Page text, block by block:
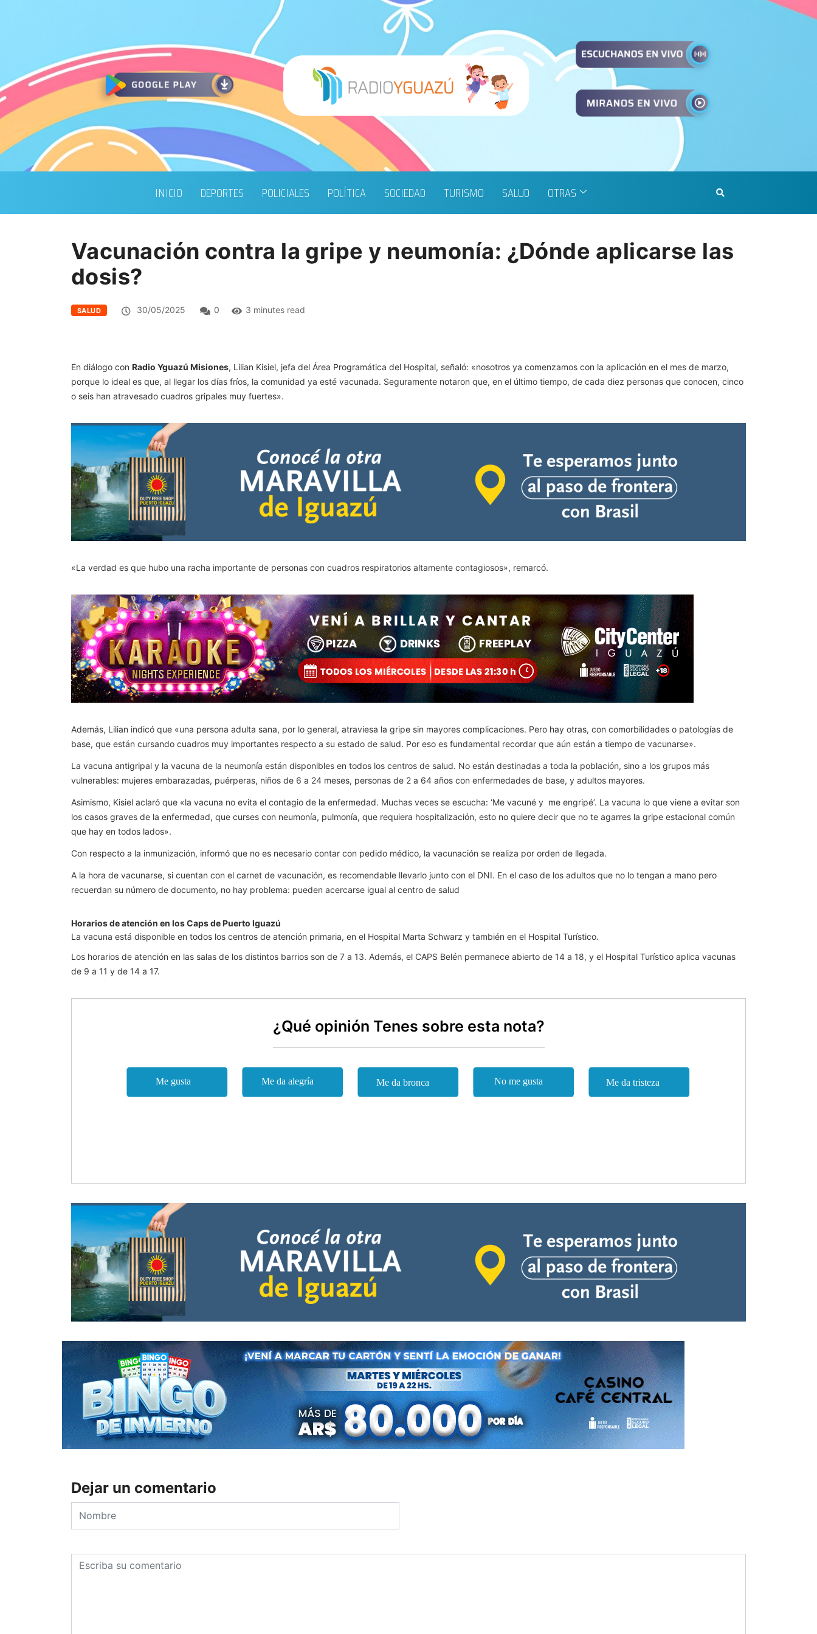
INICIO DEPORTES POLICIALES POLÍTICA SOCIEDAD TURISMO SALUD OTRAS
Vacunación contra la gripe y neumonía: ¿Dónde aplicarse las
dosis?
SALUD 30/05/2025 0 3 minutes read
En diálogo con Radio Yguazú Misiones, Lilian Kisiel, jefa del Área Programática del Hospital, señaló: «nosotros ya comenzamos con la aplicación en el mes de marzo,
porque lo ideal es que, al llegar los días fríos, la comunidad ya esté vacunada. Seguramente notaron que, en el último tiempo, de cada diez personas que conocen, cinco
o seis han atravesado cuadros gripales muy fuertes».
«La verdad es que hubo una racha importante de personas con cuadros respiratorios altamente contagiosos», remarcó.
Además, Lilian indicó que «una persona adulta sana, por lo general, atraviesa la gripe sin mayores complicaciones. Pero hay otras, con comorbilidades o patologías de
base, que están cursando cuadros muy importantes respecto a su estado de salud. Por eso es fundamental recordar que aún están a tiempo de vacunarse».
La vacuna antigripal y la vacuna de la neumonía están disponibles en todos los centros de salud. No están destinadas a toda la población, sino a los grupos más
vulnerables: mujeres embarazadas, puérperas, niños de 6 a 24 meses, personas de 2 a 64 años con enfermedades de base, y adultos mayores.
Asimismo, Kisiel aclaró que «la vacuna no evita el contagio de la enfermedad. Muchas veces se escucha: ‘Me vacuné y me engripé’. La vacuna lo que viene a evitar son
los casos graves de la enfermedad, que curses con neumonía, pulmonía, que requiera hospitalización, esto no quiere decir que no te agarres la gripe estacional común
que hay en todos lados».
Con respecto a la inmunización, informó que no es necesario contar con pedido médico, la vacunación se realiza por orden de llegada.
A la hora de vacunarse, si cuentan con el carnet de vacunación, es recomendable llevarlo junto con el DNI. En el caso de los adultos que no lo tengan a mano pero
recuerdan su número de documento, no hay problema: pueden acercarse igual al centro de salud
Horarios de atención en los Caps de Puerto Iguazú
La vacuna está disponible en todos los centros de atención primaria, en el Hospital Marta Schwarz y también en el Hospital Turístico.
Los horarios de atención en las salas de los distintos barrios son de 7 a 13. Además, el CAPS Belén permanece abierto de 14 a 18, y el Hospital Turístico aplica vacunas
de 9 a 11 y de 14 a 17.
¿Qué opinión Tenes sobre esta nota?
Dejar un comentario